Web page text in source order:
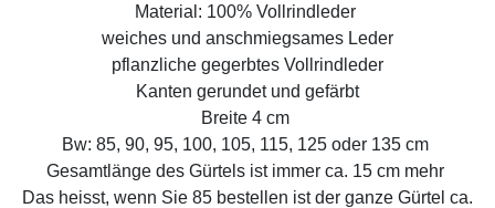
Material: 100% Vollrindleder
weiches und anschmiegsames Leder
pflanzliche gegerbtes Vollrindleder
Kanten gerundet und gefärbt
Breite 4 cm
Bw: 85, 90, 95, 100, 105, 115, 125 oder 135 cm
Gesamtlänge des Gürtels ist immer ca. 15 cm mehr
Das heisst, wenn Sie 85 bestellen ist der ganze Gürtel ca.